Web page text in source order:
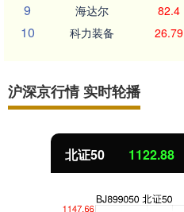
9 海达尔 82.4
10 科力装备 26.79
沪深京行情 实时轮播
北证50 1122.88